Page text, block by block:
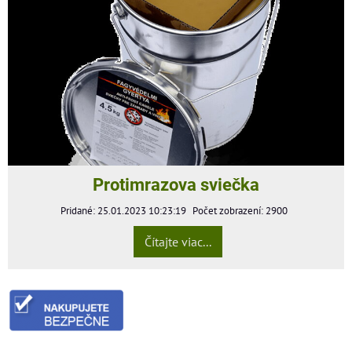
Protimrazova sviečka
Pridané: 25.01.2023 10:23:19 Počet zobrazení: 2900
Čítajte viac...